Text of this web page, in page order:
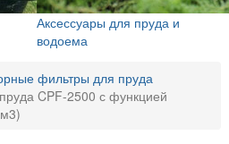
Аксессуары для пруда и
водоема
фильтры для пруда
CPF-2500 с функцией